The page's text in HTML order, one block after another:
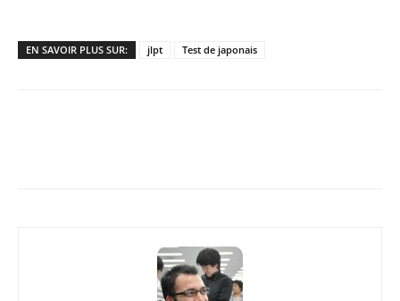
EN SAVOIR PLUS SUR: jlpt Test de japonais